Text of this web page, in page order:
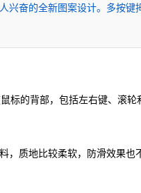
兴奋的全新图案设计。多按键
标的背部，包括左右键、滚轮
，质地比较柔软，防滑效果也